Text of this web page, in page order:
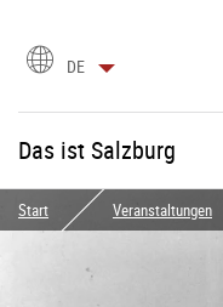
Sprachauswahl
DE
Das ist Salzburg
Start Veranstaltungen